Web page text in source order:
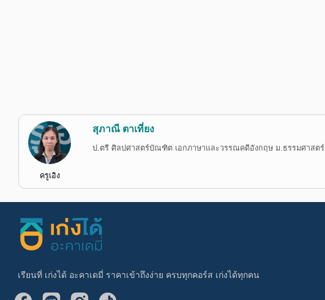
ครูเอิง
สุภาณี ตาเที่ยง
ป.ตรี ศิลปศาสตร์บัณฑิต เอกภาษาและวรรณคดีอังกฤษ ม.ธรรมศาสตร์
เรียนที่ เก่งได้ อะคาเดมี่ ราคาเข้าถึงง่าย ครบทุกคอร์ส เก่งได้ทุกคน